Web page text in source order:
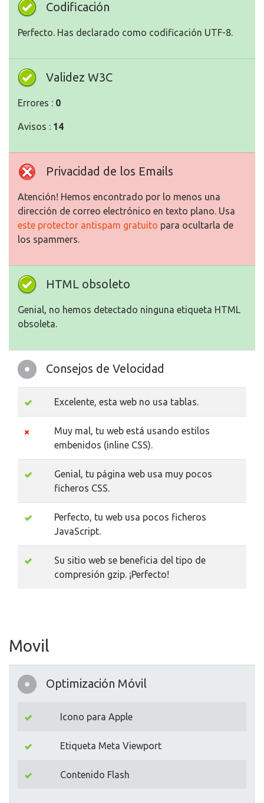
Codificación
Perfecto. Has declarado como codificación UTF-8.
Validez W3C
Errores : 0
Avisos : 14
Privacidad de los Emails
Atención! Hemos encontrado por lo menos una
dirección de correo electrónico en texto plano. Usa
este protector antispam gratuito para ocultarla de
los spammers.
HTML obsoleto
Genial, no hemos detectado ninguna etiqueta HTML
obsoleta.
Consejos de Velocidad
Excelente, esta web no usa tablas.
Muy mal, tu web está usando estilos
embenidos (inline CSS).
Genial, tu página web usa muy pocos
ficheros CSS.
Perfecto, tu web usa pocos ficheros
JavaScript.
Su sitio web se beneficia del tipo de
compresión gzip. ¡Perfecto!
Movil
Optimización Móvil
Icono para Apple
Etiqueta Meta Viewport
Contenido Flash